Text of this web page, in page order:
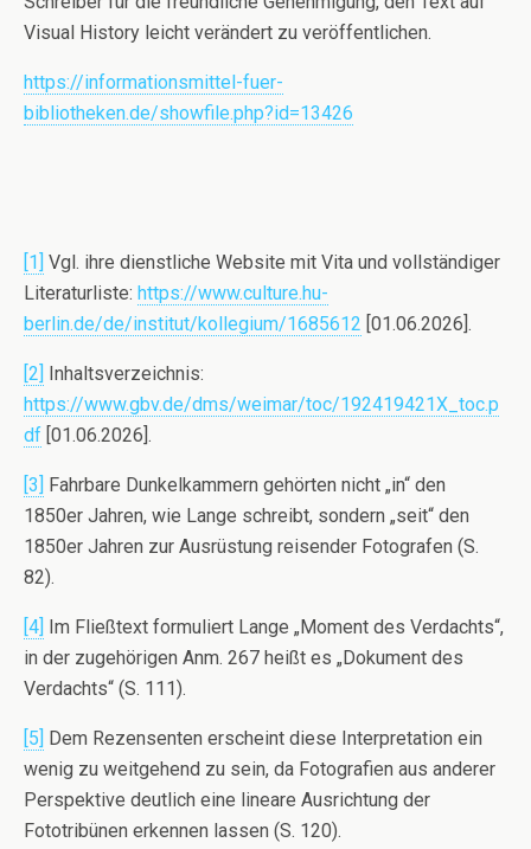
Visual History leicht verändert zu veröffentlichen.
https://informationsmittel-fuer-
bibliotheken.de/showfile.php?id=13426
[1] Vgl. ihre dienstliche Website mit Vita und vollständiger
Literaturliste: https://www.culture.hu-
berlin.de/de/institut/kollegium/1685612 [01.06.2026].
[2] Inhaltsverzeichnis:
https://www.gbv.de/dms/weimar/toc/192419421X_toc.p
df [01.06.2026].
[3] Fahrbare Dunkelkammern gehörten nicht „in“ den
1850er Jahren, wie Lange schreibt, sondern „seit“ den
1850er Jahren zur Ausrüstung reisender Fotografen (S.
82).
[4] Im Fließtext formuliert Lange „Moment des Verdachts“,
in der zugehörigen Anm. 267 heißt es „Dokument des
Verdachts“ (S. 111).
[5] Dem Rezensenten erscheint diese Interpretation ein
wenig zu weitgehend zu sein, da Fotografien aus anderer
Perspektive deutlich eine lineare Ausrichtung der
Fototribünen erkennen lassen (S. 120).